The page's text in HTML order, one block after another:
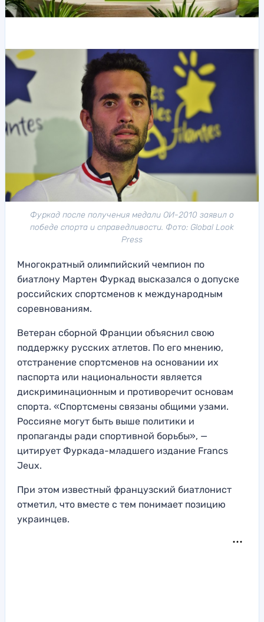
Фуркад после получения медали ОИ-2010 заявил о
победе спорта и справедливости. Фото: Global Look
Press
Многократный олимпийский чемпион по
биатлону Мартен Фуркад высказался о допуске
российских спортсменов к международным
соревнованиям.
Ветеран сборной Франции объяснил свою
поддержку русских атлетов. По его мнению,
отстранение спортсменов на основании их
паспорта или национальности является
дискриминационным и противоречит основам
спорта. «Спортсмены связаны общими узами.
Россияне могут быть выше политики и
пропаганды ради спортивной борьбы», —
цитирует Фуркада-младшего издание Francs
Jeux.
При этом известный французский биатлонист
отметил, что вместе с тем понимает позицию
украинцев.